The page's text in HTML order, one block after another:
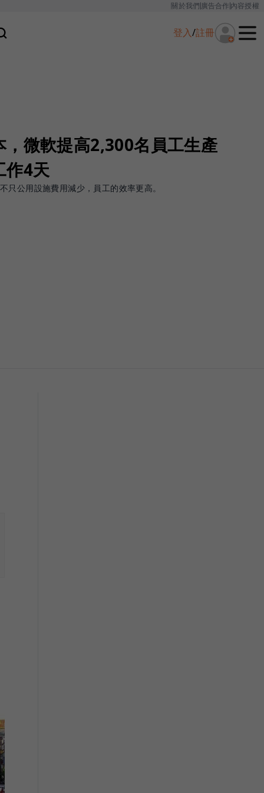
關於我們廣告合作內容授權
登入/註冊
微軟提高2,300名員工生產
作4天
只公用設施費用減少，員工的效率更高。